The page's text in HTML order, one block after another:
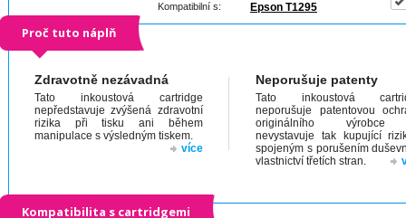
Kompatibilní s: Epson T1295
Proč tuto náplň
Zdravotně nezávadná
Tato inkoustová cartridge
nepředstavuje zvýšená zdravotní
rizika při tisku ani během
manipulace s výsledným tiskem.
více
Neporušuje patenty
Tato inkoustová
neporušuje patentovou
originálního
nevystavuje tak kupující
spojeným s porušením
vlastnictví třetích stran.
Kompatibilita s cartridgemi